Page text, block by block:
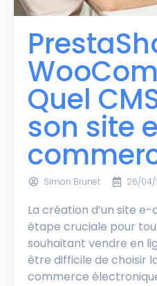
Quel
son site
Simon Brunet 26/04/
La création d’un site
étape cruciale pour
souhaitant vendre en
être difficile de choisir
commerce